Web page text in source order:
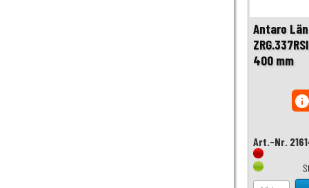
Antaro
400 mm
Art.-Nr.